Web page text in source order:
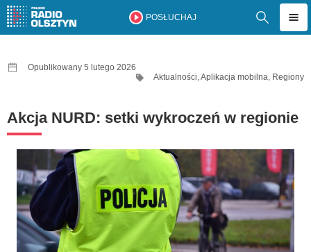
POSŁUCHAJ
Opublikowany 5 lutego 2026
Aktualności,Aplikacja mobilna, Regiony
Akcja NURD: setki wykroczeń w regionie